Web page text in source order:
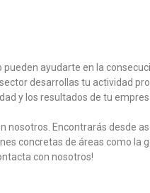
ayudarte en la
desarrollas tu actividad
y los resultados de tu
Encontrarás desde
concretas de áreas como la
con nosotros!